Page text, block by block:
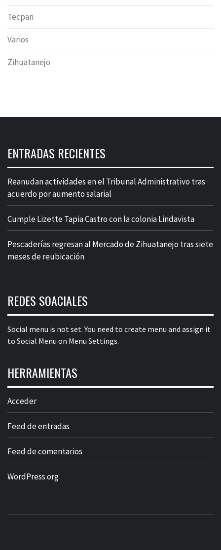
Tecpan
Varios
Zihuatanejo
ENTRADAS RECIENTES
Reanudan actividades en el Tribunal Administrativo tras
acuerdo por aumento salarial
Cumple Lizette Tapia Castro con la colonia Lindavista
Pescaderías regresan al Mercado de Zihuatanejo tras siete
meses de reubicación
REDES SOACIALES
Social menu is not set. You need to create menu and assign it
to Social Menu on Menu Settings.
HERRAMIENTAS
Acceder
Feed de entradas
Feed de comentarios
WordPress.org